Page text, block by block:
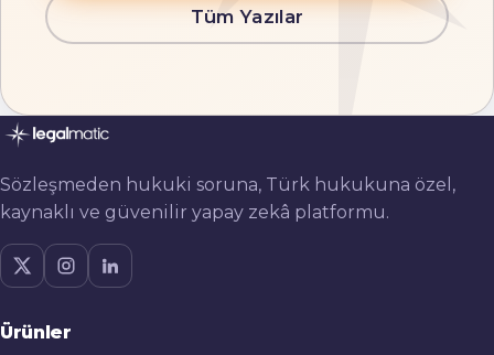
Tüm Yazılar
Sözleşmeden hukuki soruna, Türk hukukuna özel,
kaynaklı ve güvenilir yapay zekâ platformu.
Ürünler